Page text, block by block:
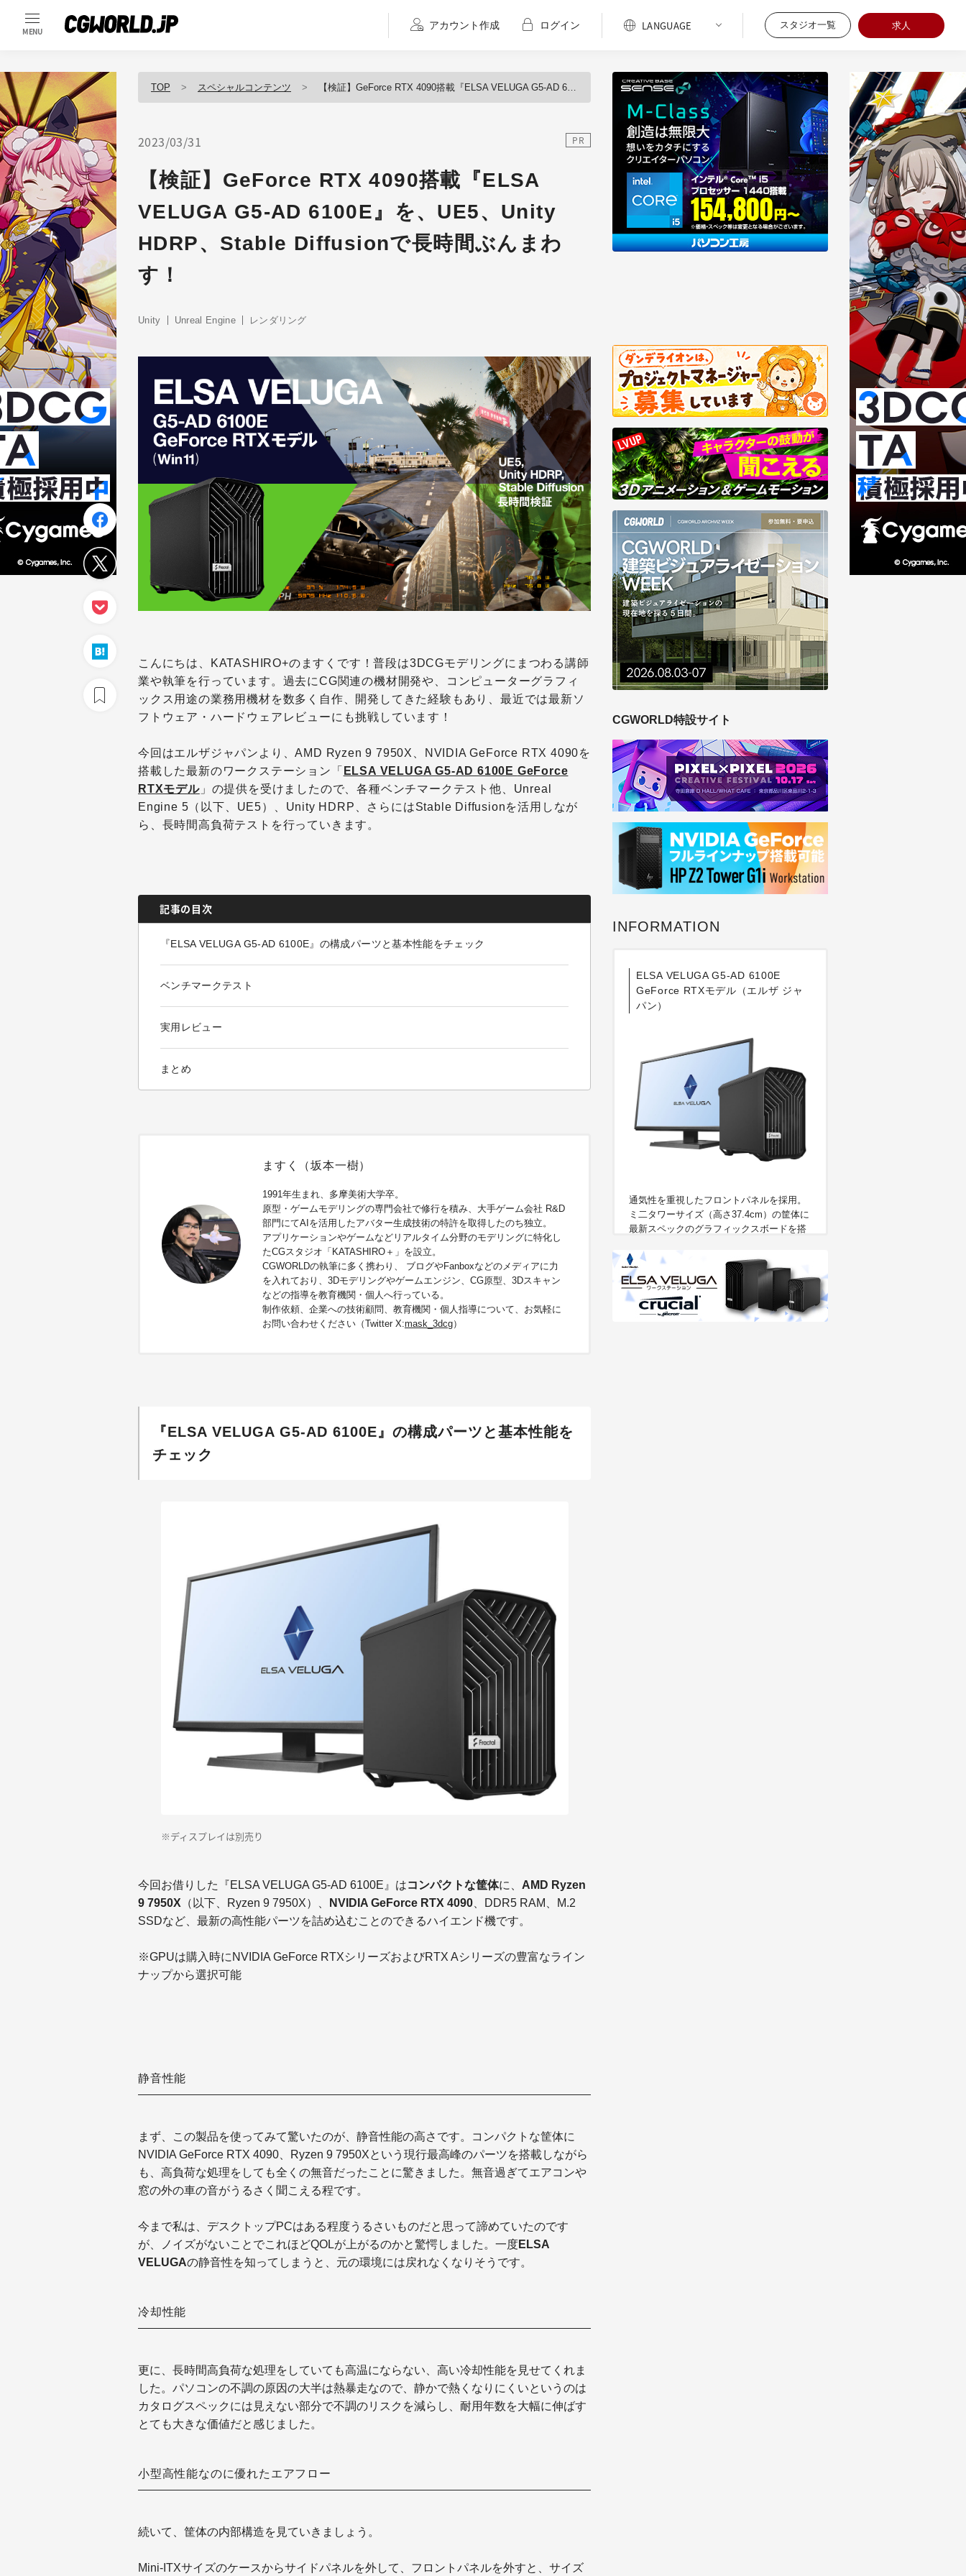
MENU
アカウント作成 ログイン スタジオ一覧 求人
TOP スペシャルコンテンツ 【検証】GeForce RTX 4090搭載『ELSA VELUGA G5-AD 6100E』を、UE5、Unity HDRP、Stable Diffusionで長時間ぶんまわす！
2023/03/31 PR
【検証】GeForce RTX 4090搭載『ELSA
VELUGA G5-AD 6100E』を、UE5、Unity
HDRP、Stable Diffusionで長時間ぶんまわ
す！
Unity Unreal Engine レンダリング
こんにちは、KATASHIRO+のますくです！普段は3DCGモデリングにまつわる講師
業や執筆を行っています。過去にCG関連の機材開発や、コンピューターグラフィ
ックス用途の業務用機材を数多く自作、開発してきた経験もあり、最近では最新ソ
フトウェア・ハードウェアレビューにも挑戦しています！
今回はエルザジャパンより、AMD Ryzen 9 7950X、NVIDIA GeForce RTX 4090を
搭載した最新のワークステーション「 ELSA VELUGA G5-AD 6100E GeForce
RTXモデル」の提供を受けましたので、各種ベンチマークテスト他、Unreal
Engine 5（以下、UE5）、Unity HDRP、さらにはStable Diffusionを活用しなが
ら、長時間高負荷テストを行っていきます。
記事の目次
『ELSA VELUGA G5-AD 6100E』の構成パーツと基本性能をチェック
ベンチマークテスト
実用レビュー
まとめ
ますく（坂本一樹）
1991年生まれ、多摩美術大学卒。
原型・ゲームモデリングの専門会社で修行を積み、大手ゲーム会社 R&D
部門にてAIを活用したアバター生成技術の特許を取得したのち独立。
アプリケーションやゲームなどリアルタイム分野のモデリングに特化し
たCGスタジオ「KATASHIRO＋」を設立。
CGWORLDの執筆に多く携わり、 ブログやFanboxなどのメディアに力
を入れており、3Dモデリングやゲームエンジン、CG原型、3Dスキャン
などの指導を教育機関・個人へ行っている。
制作依頼、企業への技術顧問、教育機関・個人指導について、お気軽に
お問い合わせください（Twitter X:mask_3dcg）
『ELSA VELUGA G5-AD 6100E』の構成パーツと基本性能を
チェック
※ディスプレイは別売り
今回お借りした『ELSA VELUGA G5-AD 6100E』はコンパクトな筐体に、 AMD Ryzen
9 7950X （以下、Ryzen 9 7950X）、 NVIDIA GeForce RTX 4090 、DDR5 RAM、M.2
SSDなど、最新の高性能パーツを詰め込むことのできるハイエンド機です。
※GPUは購入時に NVIDIA GeForce RTXシリーズおよびRTX Aシリーズの豊富なライン
ナップから選択可能
静音性能
まず、この製品を使ってみて驚いたのが、静音性能の高さです。コンパクトな筐体に
NVIDIA GeForce RTX 4090、Ryzen 9 7950Xという現行最高峰のパーツを搭載しながら
も、高負荷な処理をしても全くの無音だったことに驚きました。無音過ぎてエアコンや
窓の外の車の音がうるさく聞こえる程です。
今まで私は、デスクトップPCはある程度うるさいものだと思って諦めていたのです
が、ノイズがないことでこれほどQOLが上がるのかと驚愕しました。一度ELSA
VELUGAの静音性を知ってしまうと、元の環境には戻れなくなりそうです。
冷却性能
更に、長時間高負荷な処理をしていても高温にならない、高い冷却性能を見せてくれま
した。パソコンの不調の原因の大半は熱暴走なので、静かで熱くなりにくいというのは
カタログスペックには見えない部分で不調のリスクを減らし、耐用年数を大幅に伸ばす
とても大きな価値だと感じました。
小型高性能なのに優れたエアフロー
続いて、筐体の内部構造を見ていきましょう。
Mini-ITXサイズのケースからサイドパネルを外して、フロントパネルを外すと、サイズ
CGWORLD特設サイト
INFORMATION
ELSA VELUGA G5-AD 6100E
GeForce RTXモデル（エルザ ジャ
パン）
通気性を重視したフロントパネルを採用。
ミ二タワーサイズ（高さ37.4cm）の筐体に
最新スペックのグラフィックスボードを搭